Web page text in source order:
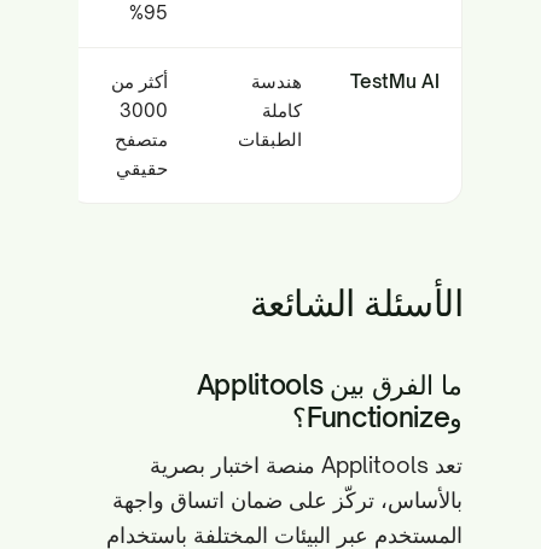
95%
TestMu AI
هندسة
كاملة
الطبقات
أكثر من
3000
متصفح
حقيقي
الأسئلة الشائعة
ما الفرق بين Applitools
وFunctionize؟
تعد Applitools منصة اختبار بصرية
بالأساس، تركّز على ضمان اتساق واجهة
المستخدم عبر البيئات المختلفة باستخدام